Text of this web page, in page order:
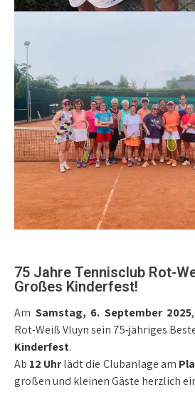
75 Jahre Tennisclub Rot-
Großes Kinderfest!
Am Samstag, 6. September 2025
Rot-Weiß Vluyn sein 75-jähriges
Kinderfest.
Ab 12 Uhrlädt die Clubanlage am
großen und kleinen Gäste herzlich